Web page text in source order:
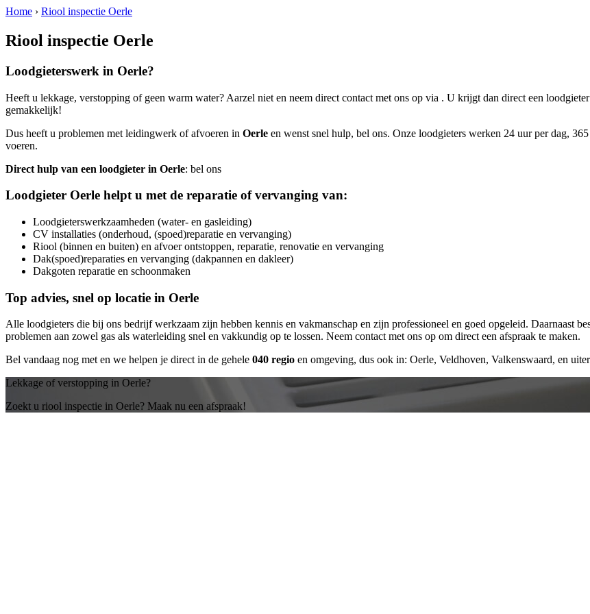
Home › Riool inspectie Oerle
Riool inspectie Oerle
Loodgieterswerk in Oerle?
Heeft u lekkage, verstopping of geen warm water? Aarzel niet en neem direct contact met ons op via . U krijgt dan direct een
gemakkelijk!
Dus heeft u problemen met leidingwerk of afvoeren in Oerle en wenst snel hulp, bel ons. Onze loodgieters werken 24 uur per dag,
voeren.
Direct hulp van een loodgieter in Oerle: bel ons
Loodgieter Oerle helpt u met de reparatie of vervanging van:
Loodgieterswerkzaamheden (water- en gasleiding)
CV installaties (onderhoud, (spoed)reparatie en vervanging)
Riool (binnen en buiten) en afvoer ontstoppen, reparatie, renovatie en vervanging
Dak(spoed)reparaties en vervanging (dakpannen en dakleer)
Dakgoten reparatie en schoonmaken
Top advies, snel op locatie in Oerle
Alle loodgieters die bij ons bedrijf werkzaam zijn hebben kennis en vakmanschap en zijn professioneel en goed opgeleid. Daarnaast
problemen aan zowel gas als waterleiding snel en vakkundig op te lossen. Neem contact met ons op om direct een afspraak te maken.
Bel vandaag nog meten we helpen je direct in de gehele 040 regio en omgeving, dus ook in: Oerle, Veldhoven, Valkenswaard, en
Lekkage of verstopping in Oerle?
Zoekt u riool inspectie in Oerle? Maak nu een afspraak!